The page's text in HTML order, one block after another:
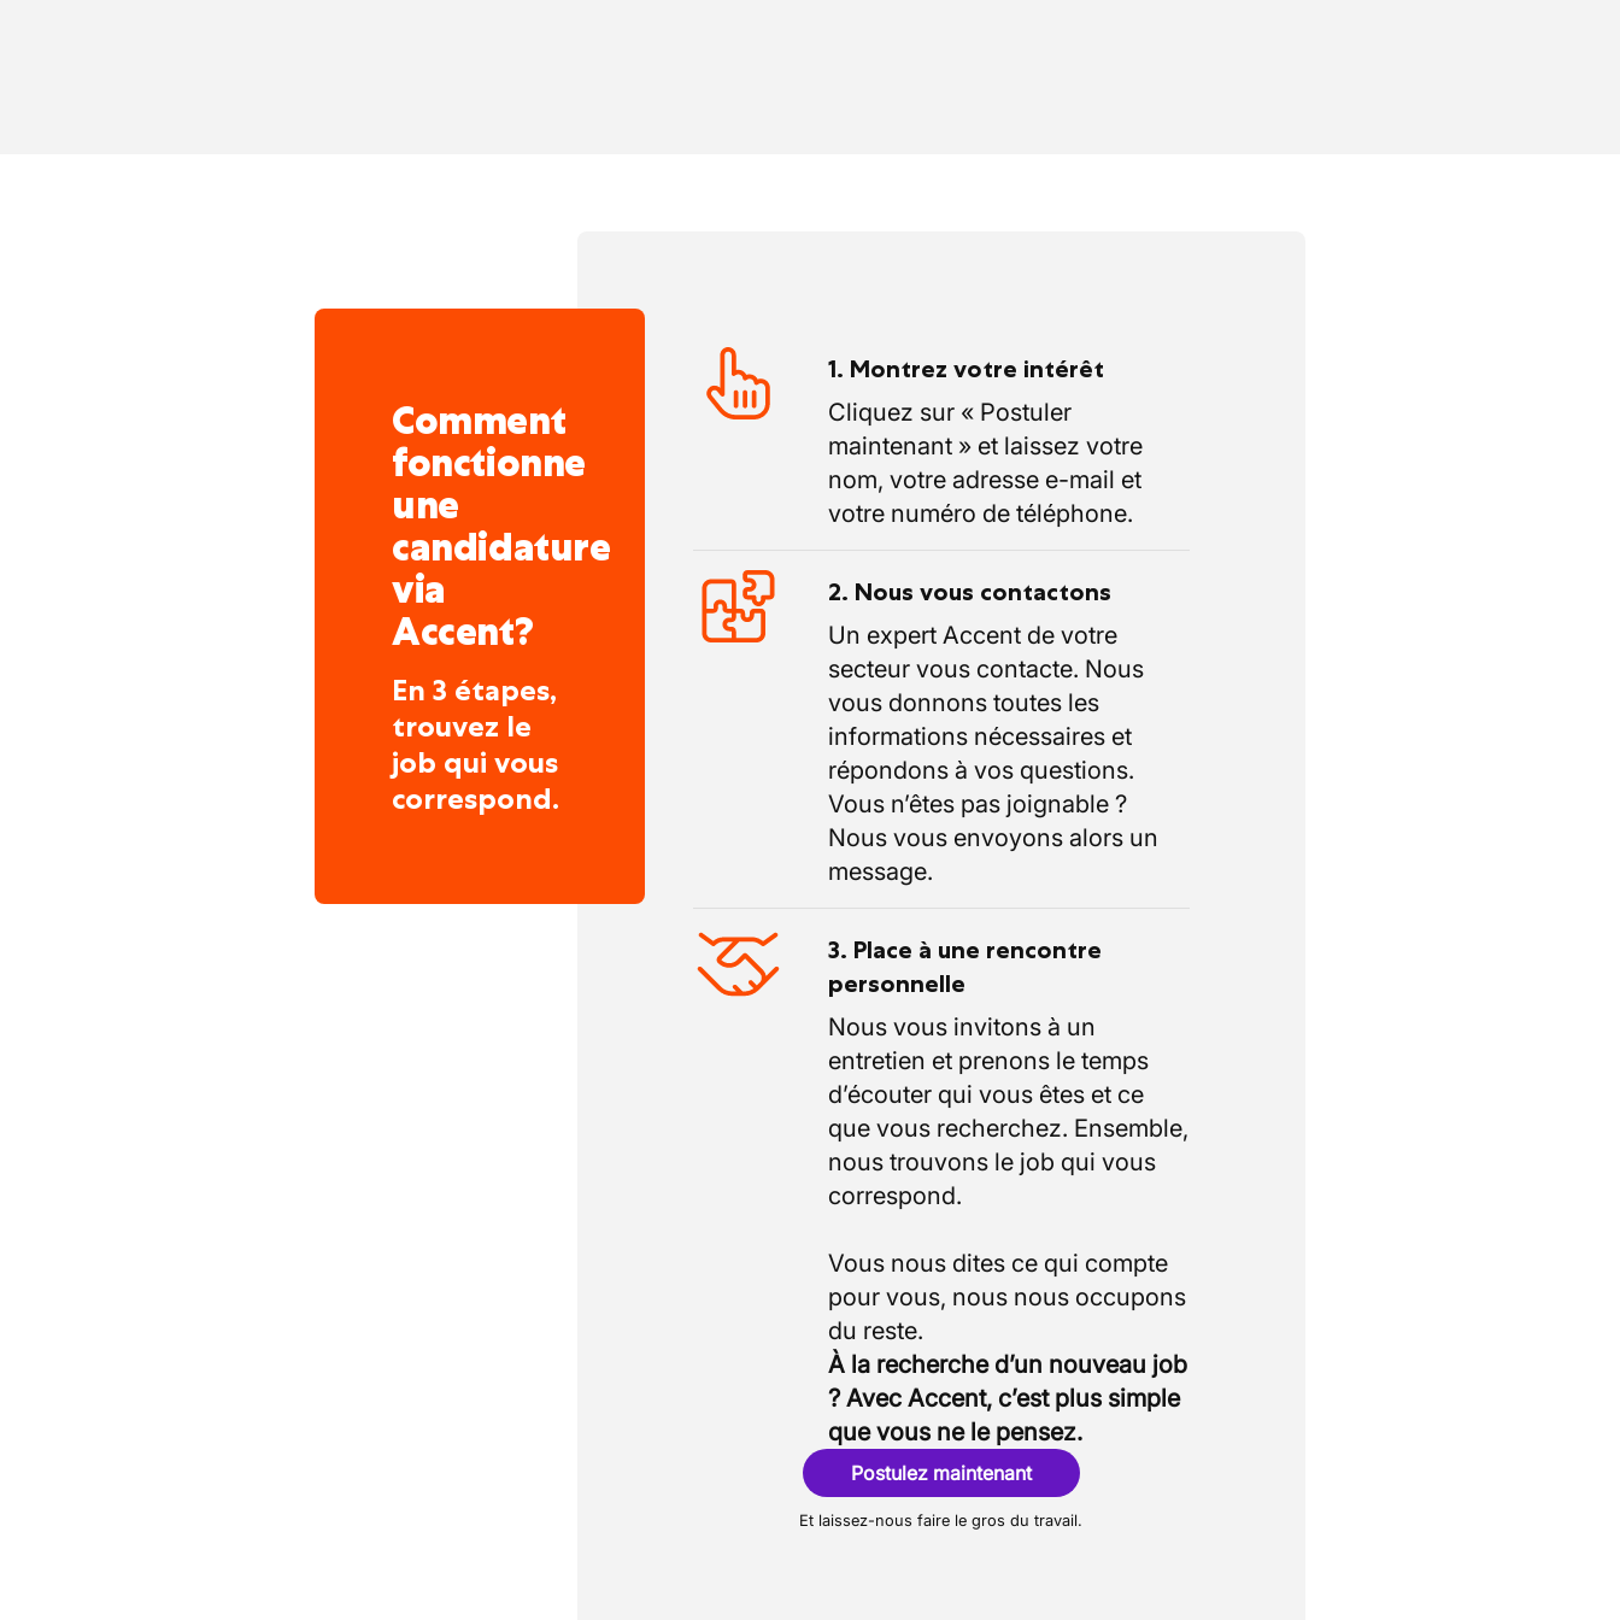
Comment
fonctionne
une
candidature
via
Accent?
En 3 étapes,
trouvez le
job qui vous
correspond.
1. Montrez votre intérêt
Cliquez sur « Postuler
maintenant » et laissez votre
nom, votre adresse e-mail et
votre numéro de téléphone.
2. Nous vous contactons
Un expert Accent de votre
secteur vous contacte. Nous
vous donnons toutes les
informations nécessaires et
répondons à vos questions.
Vous n’êtes pas joignable ?
Nous vous envoyons alors un
message.
3. Place à une rencontre
personnelle
Nous vous invitons à un
entretien et prenons le temps
d’écouter qui vous êtes et ce
que vous recherchez. Ensemble,
nous trouvons le job qui vous
correspond.
Vous nous dites ce qui compte
pour vous, nous nous occupons
À la recherche d’un nouveau job
? Avec Accent, c’est plus simple
que vous ne le pensez.
Postulez maintenant
Et laissez-nous faire le gros du travail.